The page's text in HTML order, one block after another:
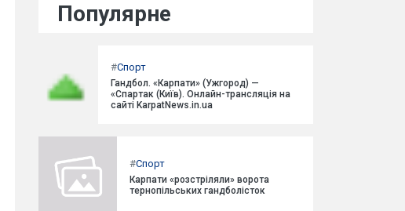
Популярне
#Спорт
Гандбол. «Карпати» (Ужгород) —
«Спартак (Київ). Онлайн-трансляція на
сайті KarpatNews.in.ua
#Спорт
Карпати «розстріляли» ворота
тернопільських гандболісток